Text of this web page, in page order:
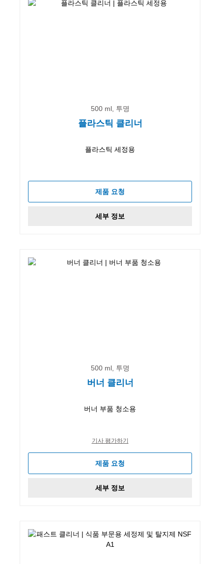
500 ml, 투명
플라스틱 클리너
플라스틱 세정용
제품 요청
세부 정보
500 ml, 투명
버너 클리너
버너 부품 청소용
기사 평가하기
제품 요청
세부 정보